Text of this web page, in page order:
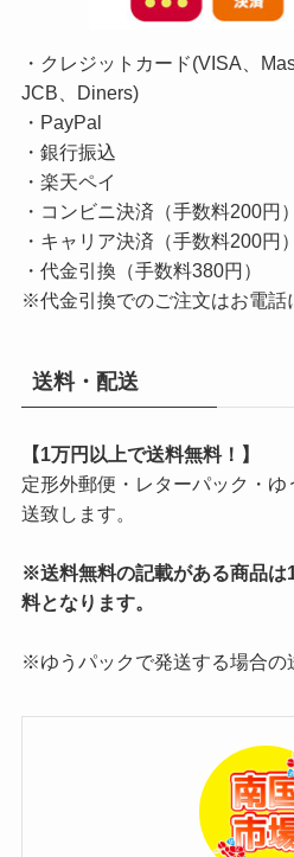
・クレジットカード(VISA、
JCB、Diners)
・PayPal
・銀行振込
・楽天ペイ
・コンビニ決済（手数料200円）
・キャリア決済（手数料200円）
・代金引換（手数料380円）
※代金引換でのご注文はお電話
送料・配送
【1万円以上で送料無料！】
定形外郵便・レターパック・
送致します。
※送料無料の記載がある商品は
料となります。
※ゆうパックで発送する場合の